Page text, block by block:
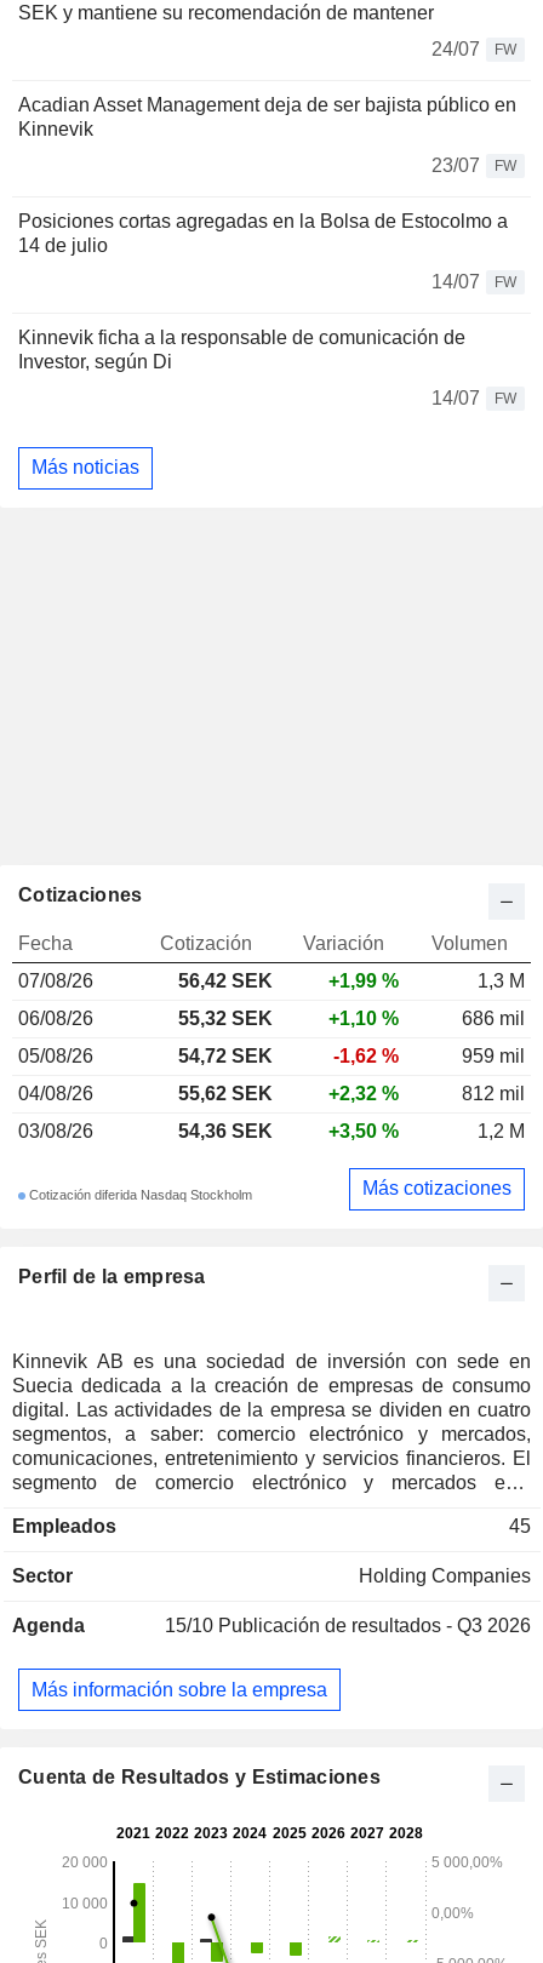
SEK y mantiene su recomendación de mantener
24/07
FW
Acadian Asset Management deja de ser bajista público en
Kinnevik
23/07
FW
Posiciones cortas agregadas en la Bolsa de Estocolmo a
14 de julio
14/07
FW
Kinnevik ficha a la responsable de comunicación de
Investor, según Di
14/07
FW
Más noticias
Perfil de la empresa
Kinnevik AB es una sociedad de inversión con sede en
Suecia dedicada a la creación de empresas de consumo
digital. Las actividades de la empresa se dividen en cuatro
segmentos, a saber: comercio electrónico y mercados,
comunicaciones, entretenimiento y servicios financieros. El
segmento de comercio electrónico y mercados está
Fashion Group, Qliro Group, Home24, Lazada, Linio, Konga
está representado por inversiones como Tele2 y MiIlicom. El
inversiones en MTG y Metro. El segmento de Servicios
Betterment y Bima. La empresa opera a nivel mundial en
más de 80 países.
Empleados 45
Sector Holding Companies
Agenda 15/10 Publicación de resultados - Q3 2026
Más información sobre la empresa
Cotizaciones
Fecha Cotización Variación
Volumen
07/08/26
56,42 SEK +1,99 %
1,3 M
06/08/26
55,32 SEK +1,10 %
686 mil
05/08/26
54,72 SEK -1,62 %
959 mil
04/08/26
55,62 SEK +2,32 %
812 mil
03/08/26
54,36 SEK +3,50 % 1,2 M
Cotización diferida Nasdaq Stockholm Más cotizaciones
Cuenta de Resultados y Estimaciones